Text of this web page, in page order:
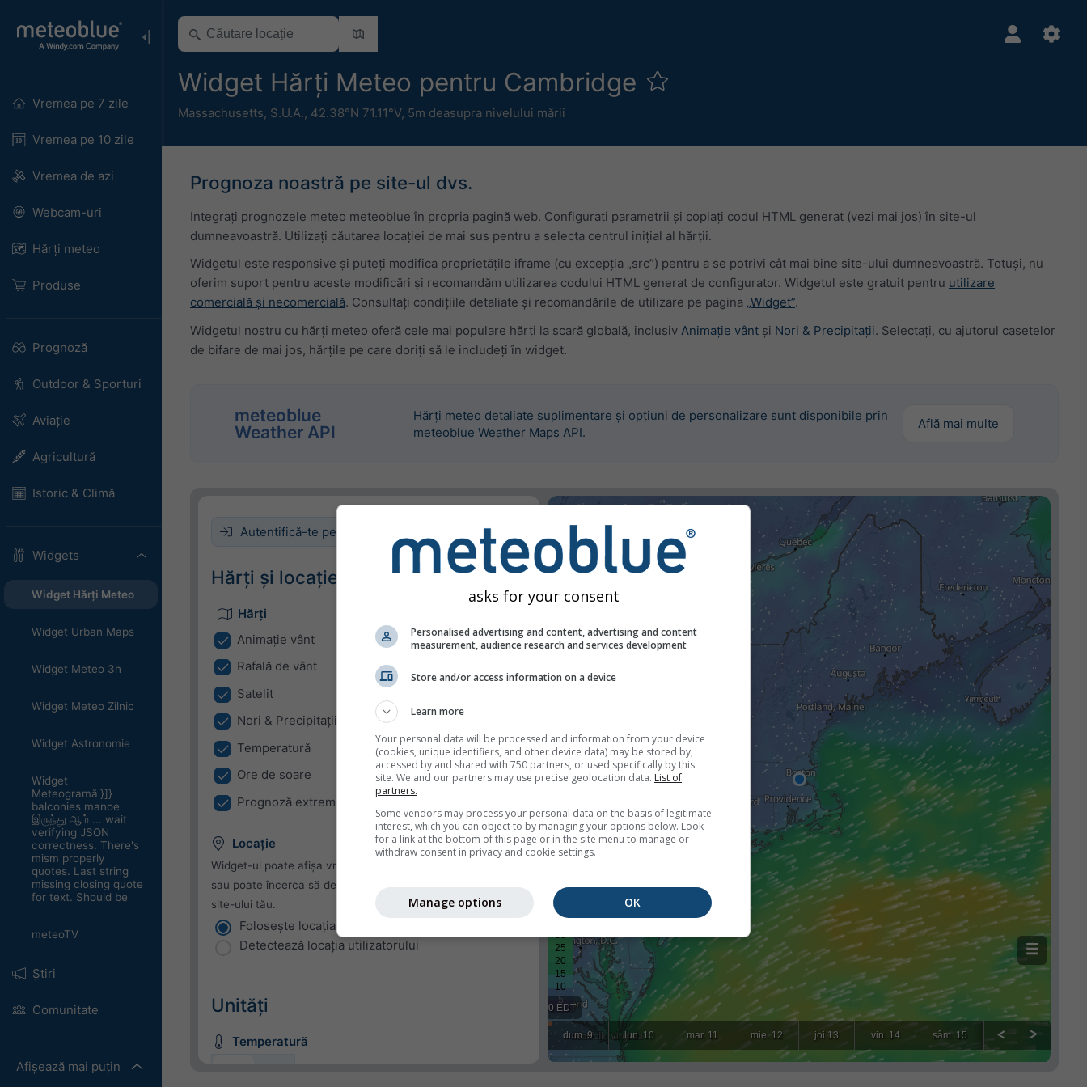
Vremea pe 7 zile
Vremea pe 10 zile
Vremea de azi
Webcam-uri
Hărți meteo
Produse
Prognoză
Outdoor & Sporturi
Aviație
Agricultură
Istoric & Climă
Widgets
Widget Hărți Meteo
Widget Urban Maps
Widget Meteo 3h
Widget Meteo Zilnic
Widget Astronomie
Widget
Meteogramă'}]}
balconies manoe
இருந்து ஆம் ... wait
verifying JSON
correctness. There's
mism properly
quotes. Last string
missing closing quote
for text. Should be
meteoTV
Știri
Comunitate
Afișează mai puțin
Widget Hărți Meteo pentru Cambridge
Massachusetts, S.U.A., 42.38°N 71.11°V, 5m deasupra nivelului mării
Prognoza noastră pe site-ul dvs.
Integrați prognozele meteo meteoblue în propria pagină web. Configurați parametrii și copiați codul HTML generat (vezi mai jos) în site-ul
dumneavoastră. Utilizați căutarea locației de mai sus pentru a selecta centrul inițial al hărții.
Widgetul este responsive și puteți modifica proprietățile iframe (cu excepția „src”) pentru a se potrivi cât mai bine site-ului dumneavoastră. Totuși, nu
oferim suport pentru aceste modificări și recomandăm utilizarea codului HTML generat de configurator. Widgetul este gratuit pentru utilizare
comercială și necomercială. Consultați condițiile detaliate și recomandările de utilizare pe pagina „Widget”.
Widgetul nostru cu hărți meteo oferă cele mai populare hărți la scară globală, inclusiv Animație vânt și Nori & Precipitații. Selectați, cu ajutorul casetelor
de bifare de mai jos, hărțile pe care doriți să le includeți în widget.
meteoblue
Weather API
Hărți meteo detaliate suplimentare și opțiuni de personalizare sunt disponibile prin
meteoblue Weather Maps API.
Află mai multe
Autentifică-te pentru a integra acest widget.
Hărți și locație
Hărți
Animație vânt
Rafală de vânt
Satelit
Nori & Precipitații
Temperatură
Ore de soare
Prognoză extremă
Locație
Widget-ul poate afișa vremea pentru o locație predefinită
sau poate încerca să detecteze locația fiecărui vizitator al
site-ului tău.
Folosește locația curentă
Detectează locația utilizatorului
Unități
Temperatură
asks for your consent
Personalised advertising and content, advertising and content
measurement, audience research and services development
Store and/or access information on a device
Learn more
Your personal data will be processed and information from your device
(cookies, unique identifiers, and other device data) may be stored by,
accessed by and shared with 750 partners, or used specifically by this
site. We and our partners may use precise geolocation data. List of
partners.
Some vendors may process your personal data on the basis of legitimate
interest, which you can object to by managing your options below. Look
for a link at the bottom of this page or in the site menu to manage or
withdraw consent in privacy and cookie settings.
OK
Manage options